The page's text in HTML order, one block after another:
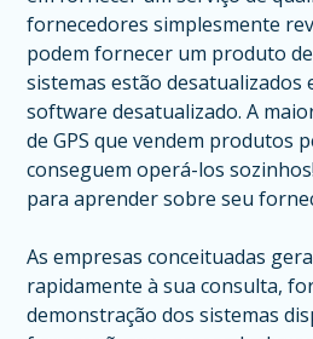
fornecedores simplesmente
podem fornecer um produto de
sistemas estão desatualizados
software desatualizado. A
de GPS que vendem produtos
conseguem operá-los
para aprender sobre seu
As empresas conceituadas
rapidamente à sua consulta,
demonstração dos sistemas